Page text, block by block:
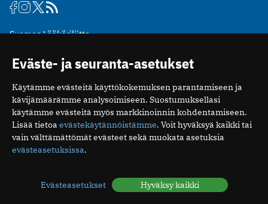
Suomen Lääkäriliitto
00510 Helsinki
puh. (09) 393 091
toimitus@potilaanlaakarilehti.fi
ISSN 2323-9476
Eväste- ja seuranta-asetukset
Käytämme evästeitä käyttökokemuksen parantamiseen ja
kävijämäärämme analysoimiseen. Suostumuksellasi
käytämme evästeitä myös markkinoinnin kohdentamiseen.
Lisää tietoa evästekäytännöistämme. Voit hyväksyä kaikki tai
vain välttämättömät evästeet sekä muokata asetuksia
evästeasetuksissa.
Evästeasetukset Hyväksy kaikki